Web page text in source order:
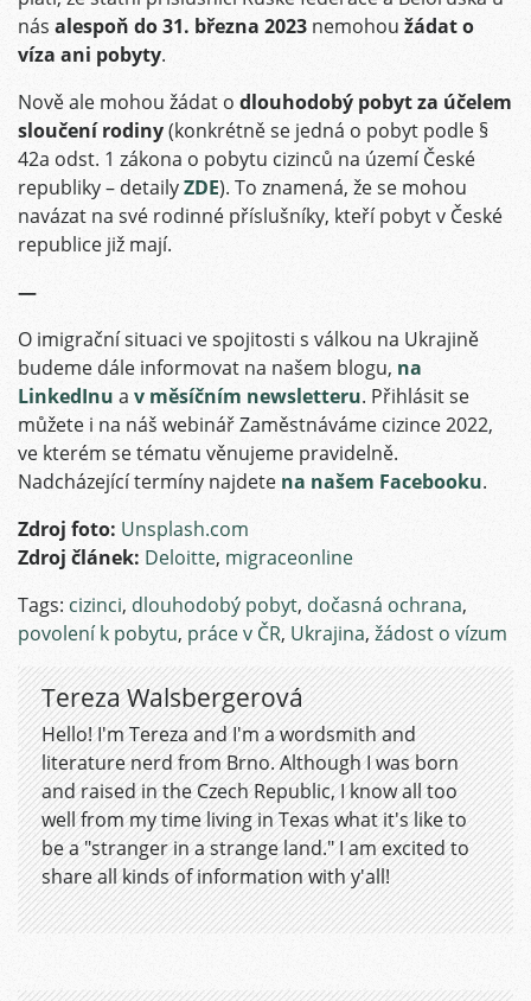
nás alespoň do 31. března 2023 nemohou žádat o
víza ani pobyty.
Nově ale mohou žádat o dlouhodobý pobyt za účelem
sloučení rodiny(konkrétně se jedná o pobyt podle §
42a odst. 1 zákona o pobytu cizinců na území České
republiky – detailyZDE). To znamená, že se mohou
navázat na své rodinné příslušníky, kteří pobyt v České
republice již mají.
—
O imigrační situaci ve spojitosti s válkou na Ukrajině
budeme dále informovat na našem blogu, na
LinkedInu a v měsíčním newsletteru. Přihlásit se
můžete i na náš webinář Zaměstnáváme cizince 2022,
ve kterém se tématu věnujeme pravidelně.
Nadcházející termíny najdete na našem Facebooku.
Zdroj foto: Unsplash.com
Zdroj článek: Deloitte, migraceonline
Tags: cizinci, dlouhodobý pobyt, dočasná ochrana,
povolení k pobytu, práce v ČR, Ukrajina, žádost o vízum
Tereza Walsbergerová
Hello! I'm Tereza and I'm a wordsmith and
literature nerd from Brno. Although I was born
and raised in the Czech Republic, I know all too
well from my time living in Texas what it's like to
be a "stranger in a strange land." I am excited to
share all kinds of information with y'all!